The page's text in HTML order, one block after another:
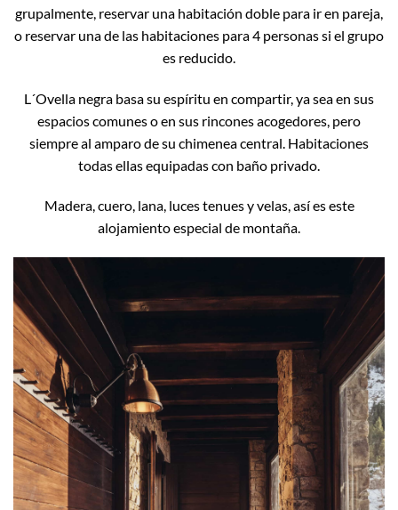
grupalmente, reservar una habitación doble para ir en pareja,
o reservar una de las habitaciones para 4 personas si el grupo
es reducido.
L´Ovella negra basa su espíritu en compartir, ya sea en sus
espacios comunes o en sus rincones acogedores, pero
siempre al amparo de su chimenea central. Habitaciones
todas ellas equipadas con baño privado.
Madera, cuero, lana, luces tenues y velas, así es este
alojamiento especial de montaña.